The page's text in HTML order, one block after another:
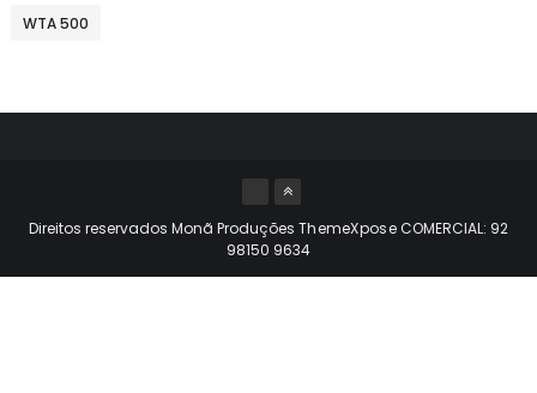
WTA 500
Direitos reservados Monã Produções ThemeXposeCOMERCIAL: 92
98150 9634